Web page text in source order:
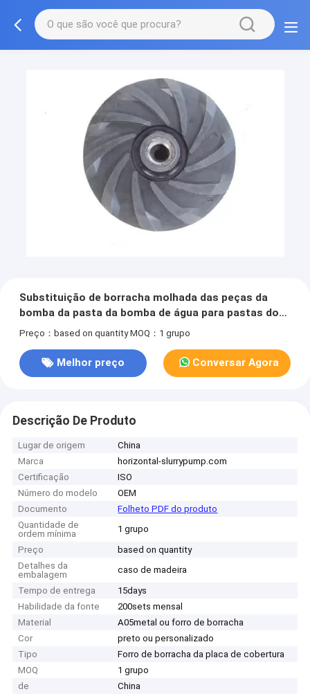
Substituição de borracha molhada das peças da
bomba da pasta da bomba de água para pastas do
alto densidade
Preço：based on quantity MOQ：1 grupo
Melhor preço Conversar Agora
Descrição De Produto
Lugar de origem
China
Marca
horizontal-slurrypump.com
Certificação
ISO
Número do modelo
OEM
Documento
Folheto PDF do produto
Quantidade de
ordem mínima
1 grupo
Preço
based on quantity
Detalhes da
embalagem
caso de madeira
Tempo de entrega
15days
Habilidade da fonte
200sets mensal
Material
A05metal ou forro de borracha
Cor
preto ou personalizado
Tipo
Forro de borracha da placa de cobertura
MOQ
1 grupo
de
China